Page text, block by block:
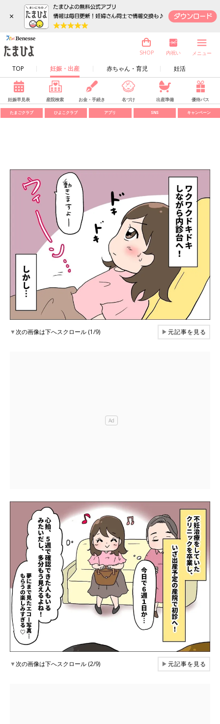
×
TOP 妊娠・出産 赤ちゃん・育児 妊活
SHOP 内祝い メニュー
妊娠早見表 産院検索 お金・手続き 名づけ 出産準備 優待パス
たまごクラブ ひよこクラブ アプリ SNS キャンペーン
▼次の画像は下へスクロール (1/9) ▶元記事を見る
▼次の画像は下へスクロール (2/9) ▶元記事を見る